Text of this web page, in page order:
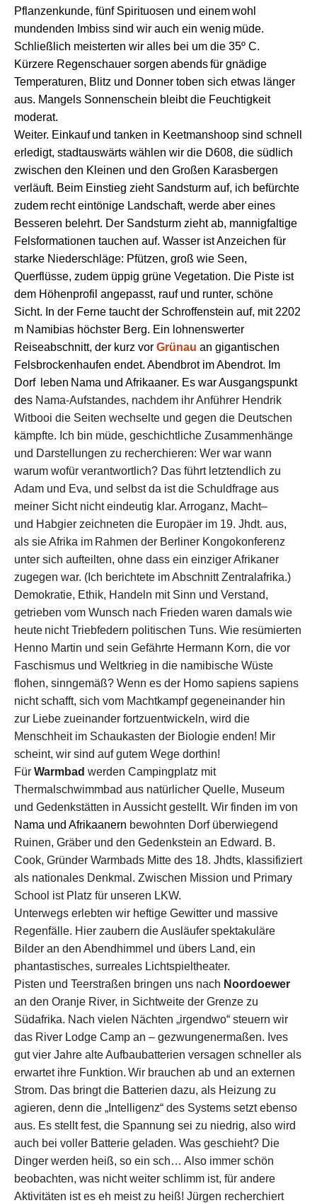
Pflanzenkunde, fünf Spirituosen und einemwohl
mundenden Imbiss sind wir auch ein wenig müde.
Schließlich meisterten wir alles bei um die 35º C.
Kürzere Regenschauer sorgen abendsfür gnädige
Temperaturen, Blitz und Donner toben sich etwas länger
aus. Mangels Sonnenschein bleibt die Feuchtigkeit
moderat.
Weiter. Einkauf und tanken in Keetmanshoop sind schnell
erledigt, stadtauswärts wählen wir die D608, die süd lich
zwischen den Kleinen und den Großen Karasbergen
verläuft. Beim Einstieg zieht Sandsturm auf, ich befürchte
zudem recht eintönige Landschaft, werde aber eines
Besseren belehrt. Der Sandsturm zieht ab, mannigfaltige
Felsformationen tauchen auf. Wasser ist Anzeichen für
starke Niederschläge: Pfützen, groß wie Seen,
Querflüsse, zudem üppig grüne Vegetation. Die Piste ist
dem Höhenprofil angepasst, rauf und runter, schöne
Sicht. In der Ferne taucht der Schroffenstein auf, mit 2202
m Namibias höchster Berg. Ein lohnenswerter
Reiseabschnitt, der kurz vor Grünau an gigantischen
Felsbrockenhaufen endet. Abend brot im Abendrot. Im
Dorf leben Nama und Afrikaaner. Es war Ausgangspunkt
des Nama-Aufstandes, nachdem ihr Anführer Hendrik
Witbooi die Seiten wechselte und gegen die Deutschen
kämpfte. Ich bin müde, geschichtliche Zusammenhänge
und Darstellungen zu recherchieren: Wer war wann
warum wofür verantwortlich? Das führt letztendlich zu
Adam und Eva, und selbst da ist die Schuldfrage aus
meiner Sicht nicht eindeutig klar. Arroganz, Macht–
und Habgier zeichneten die Europäer im 19. Jhdt. aus,
als sie Afrika im Rahmen der Berliner Kongokonferenz
unter sich aufteilten, ohne dass ein einziger Afrikaner
zugegen war. ( Ich berichtete im Abschnitt Zentralafrika.)
Demokratie, Ethik, Handeln mit Sinn und Verstand,
getrieben vom Wunsch nach Frieden waren damal swie
heute nicht Triebfedern politischen Tuns. Wie resümierten
Henno Martin und sein Gefährte Hermann Korn, die vor
Faschismus und Weltkrieg in die namibische Wüste
flohen, sinngemäß? Wenn es der Homo sapiens sapiens
nicht schafft, sich vom Machtkampf gegeneinander hin
zur Liebe zueinander fortzuentwickeln, wird die
Menschheit im Schaukasten der Biologie enden! Mir
scheint, wir sind aufgutem Wege dorthin!
Für Warmbad werden Campingplatz mit
Thermalschwimmbad aus natürlicher Quelle, Museum
und Gedenkstätten in Aussicht gestellt. Wir finden im von
Nama und Afrikaanern bewohnten Dorf überwiegend
Ruinen, Gräber und den Gedenkstein an Edward. B.
Cook, Gründer Warmbads Mitte des 18. Jhdts, klassifiziert
als nationales Denkmal . Zwischen Mission und Primary
School ist Platz für unseren LKW.
Unterwegs erlebten wir heftige Gewitter und massive
Regenfälle. Hier zaubern die Ausläuferspektakuläre
Bilder an den Abendhimmel und übers Land, ein
phantastisches, surrea es Lichtspiel theater.
Pisten und Teerstraßen bringen uns nach Noordoewer
an den Oranje River, in Sichtweite der Grenze zu
Südafrika. Nach vielen Nächten „irgendwo“ steuern wir
das River Lodge Camp an – gezwungenermaßen. Ives
gut vier Jahre alte Aufbaubatterien versagen schneller als
erwartet ihre Funktion. Wir brauchen ab und an externen
Strom. Das bringt die Batterien dazu, als Heizung zu
agieren, denn die „Intelligenz“ des Systems setzt ebenso
aus. Es stellt fest, die Spannung sei zu niedrig, also wird
auch bei voller Batterie geladen. Was geschieht? Die
Dinger werden heiß, so ein sch… Also immer schön
beobachten, was nichtweiter schlimm ist, für andere
Aktivitäten ist es eh meist zu heiß! Jürgen recherchiert